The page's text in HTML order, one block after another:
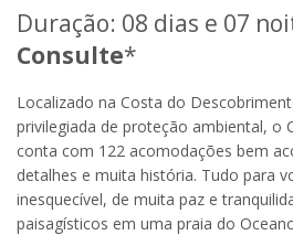
Duração: 08 dias e 07
Consulte*
Localizado na Costa do
privilegiada de proteção ambiental, o
conta com 122 acomodações bem
detalhes e muita história. Tudo para
inesquecível, de muita paz e
paisagísticos em uma praia do